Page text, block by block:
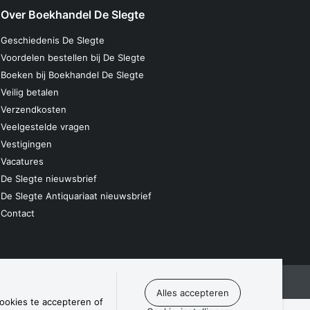
te accepteren of
Over Boekhandel De Slegte
Geschiedenis De Slegte
Voordelen bestellen bij De Slegte
Boeken bij Boekhandel De Slegte
Veilig betalen
Verzendkosten
Veelgestelde vragen
Vestigingen
Vacatures
De Slegte nieuwsbrief
De Slegte Antiquariaat nieuwsbrief
Contact
Contact